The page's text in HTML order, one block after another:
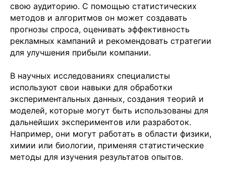
свою аудиторию. С помощью статистических
методов и алгоритмов он может создавать
прогнозы спроса, оценивать эффективность
рекламных кампаний и рекомендовать стратегии
для улучшения прибыли компании.
В научных исследованиях специалисты
используют свои навыки для обработки
экспериментальных данных, создания теорий и
моделей, которые могут быть использованы для
дальнейших экспериментов или разработок.
Например, они могут работать в области физики,
химии или биологии, применяя статистические
методы для изучения результатов опытов.
Отправить заявку
+7 499 380 89 20
info@it-atlas.ru